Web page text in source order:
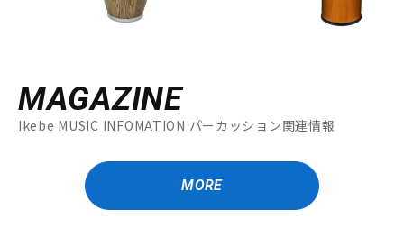
MAGAZINE
Ikebe MUSIC INFOMATION パーカッション関連情報
MORE